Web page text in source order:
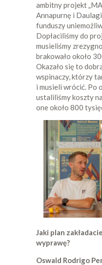
ambitny projekt
Annapurnę i
funduszy
Dopłaciliśmy do
musieliśmy
brakowało około
Okazało się to
wspinaczy, którzy
i musieli wrócić. Po
ustaliliśmy koszty
one około 800
Jaki plan
wyprawę?
Oswald Rodrigo